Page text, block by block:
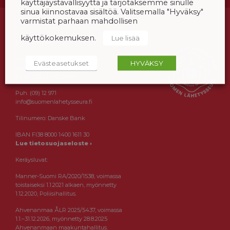
© 2024 Suomen Lähetysseura
Suomen Lähetysseura
Maistraatinportti 2a
Puh. (09) 12 971
info@suomenlahetysseura.fi
Tilinumero: Danske Bank
IBAN FI38 8000 1400 1611 30
Lue tietosuojaseloste ›
Keräysluvat:
Manner-Suomi RA/2020/1538, voimassa
toistaiseksi 1.1.2021 alkaen, myönnetty
1.12.2020, Poliisihallitus.
Ahvenanmaa ÅLR 2025/5437, voimassa
1.1.–31.12.2026, myönnetty 28.8.2025
Ahvenanmaan maakuntahallitus.
käyttäjäystävällisyyttä ja tarjotaksemme sinulle
sinua kiinnostavaa sisältöä. Valitsemalla "Hyväksy"
varmistat parhaan mahdollisen
käyttökokemuksen.
Lue lisää
Evästeasetukset HYVÄKSY